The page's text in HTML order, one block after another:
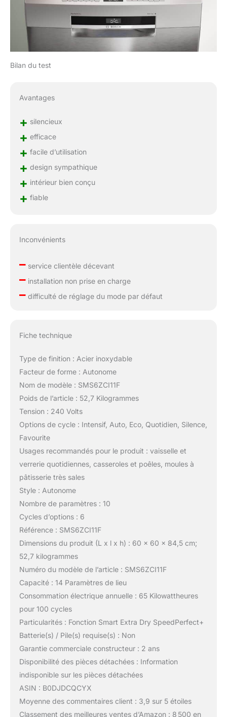
Bilan du test
Avantages
+ silencieux
+ efficace
+ facile d’utilisation
+ design sympathique
+ intérieur bien conçu
+ fiable
Inconvénients
–service clientèle décevant
–installation non prise en charge
–difficulté de réglage du mode par défaut
Fiche technique
Type de finition : Acier inoxydable
Facteur de forme : Autonome
Nom de modèle : SMS6ZCI11F
Poids de l’article : 52,7 Kilogrammes
Tension : 240 Volts
Options de cycle : Intensif, Auto, Eco, Quotidien, Silence,
Favourite
Usages recommandés pour le produit : vaisselle et
verrerie quotidiennes, casseroles et poêles, moules à
pâtisserie très sales
Style : Autonome
Nombre de paramètres : 10
Cycles d’options : 6
Référence : SMS6ZCI11F
Dimensions du produit (L x l x h) : 60 x 60 x 84,5 cm;
52,7 kilogrammes
Numéro du modèle de l’article : SMS6ZCI11F
Capacité : 14 Paramètres de lieu
Consommation électrique annuelle : 65 Kilowattheures
pour 100 cycles
Particularités : Fonction Smart Extra Dry SpeedPerfect+
Batterie(s) / Pile(s) requise(s) : Non
Garantie commerciale constructeur : 2 ans
Disponibilité des pièces détachées : Information
indisponible sur les pièces détachées
ASIN : B0DJDCQCYX
Moyenne des commentaires client : 3,9 sur 5 étoiles
Classement des meilleures ventes d’Amazon : 8 500 en